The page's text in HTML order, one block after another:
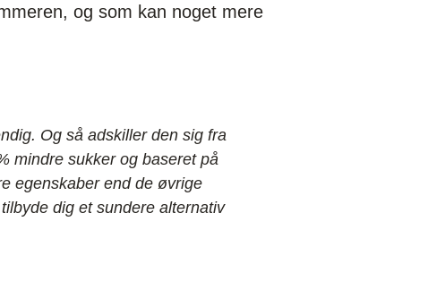
og som kan noget mere
Og så adskiller den sig fra
mindre sukker og baseret på
egenskaber end de øvrige
dig et sundere alternativ